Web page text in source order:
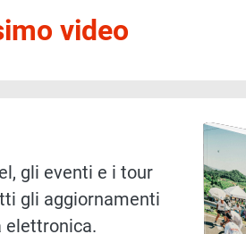
video
gli eventi e i tour
gli aggiornamenti
elettronica.